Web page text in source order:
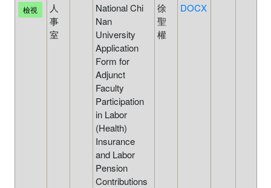
檢視
人
事
室
National Chi
Nan
University
Application
Form for
Adjunct
Faculty
Participation
in Labor
(Health)
Insurance
and Labor
Pension
Contributions
徐
聖
權
DOCX